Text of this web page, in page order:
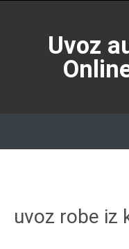
Uvoz
uvoz robe iz